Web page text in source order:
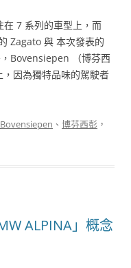
在 7 系列的車型上，而
Zagato 與 本次發表的
Bovensiepen （博芬西
因為獨特品味的駕駛者
Bovensiepen 、 博芬西彭 ，
ALPINA」概念